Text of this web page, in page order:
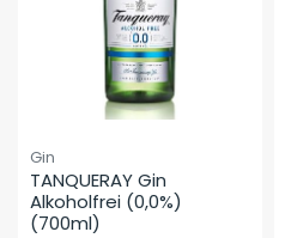
Gin
TANQUERAY Gin
Alkoholfrei (0,0%)
(700ml)